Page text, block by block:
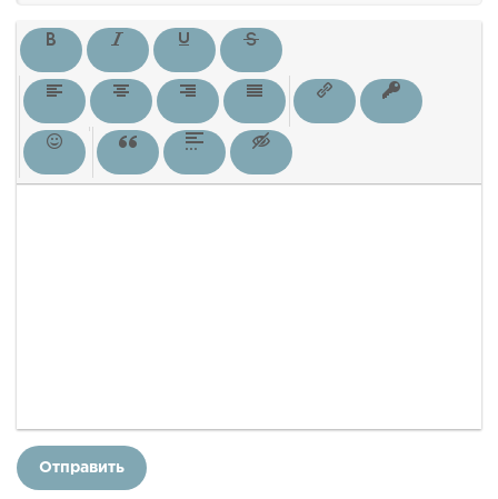
Отправить